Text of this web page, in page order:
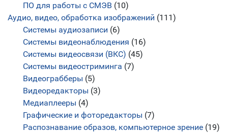
ПО для работы с СМЭВ (10)
Аудио, видео, обработка изображений (111)
Системы аудиозаписи (6)
Системы видеонаблюдения (16)
Системы видеосвязи (ВКС) (45)
Системы видеостриминга (7)
Видеограбберы (5)
Видеоредакторы (3)
Медиаплееры (4)
Графические и фоторедакторы (7)
Распознавание образов, компьютерное зрение (19)